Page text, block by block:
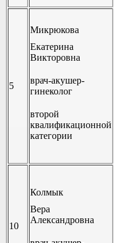
5
Микрюкова
Екатерина
Викторовна
врач-акушер-
гинеколог
второй
квалификационной
категории
10
Колмык
Вера
Александровна